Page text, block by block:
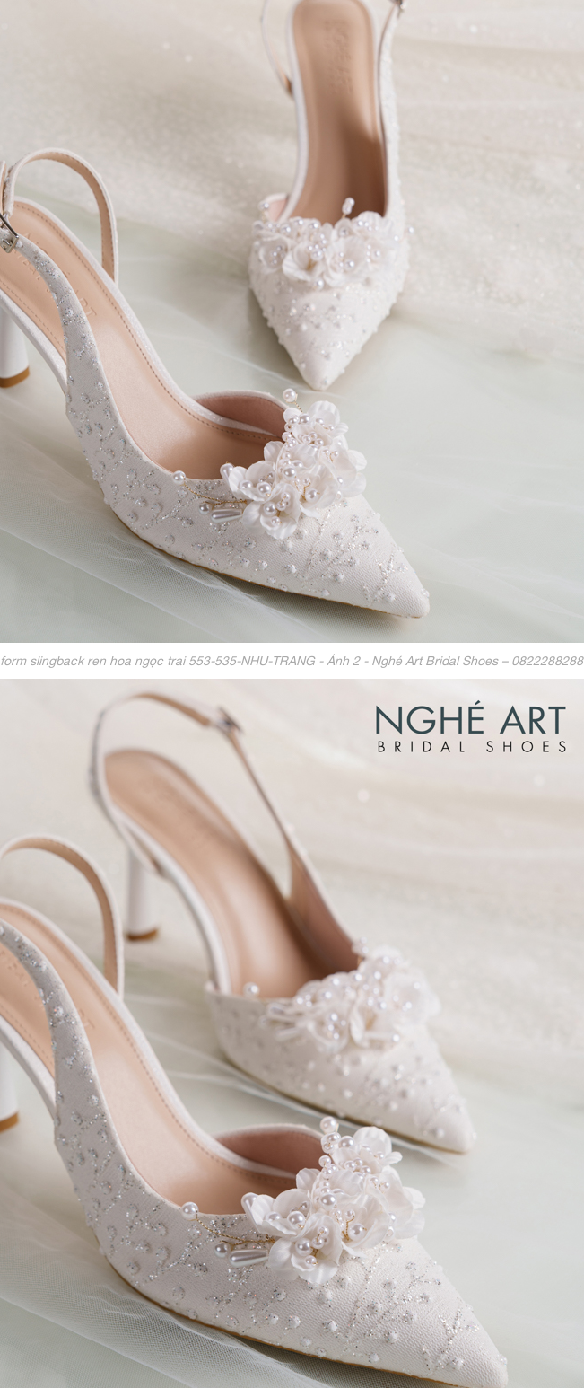
slingback ren hoa ngọc trai 553-535-NHU-TRANG - Ảnh 2 - Nghé Art Bridal Shoes – 0822288288